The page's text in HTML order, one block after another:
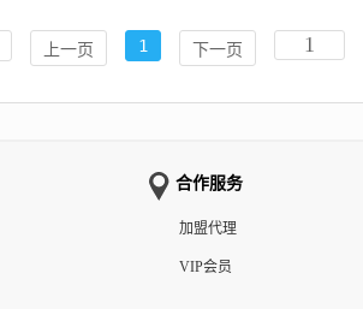
上一页 1 下一页
合作服务
加盟代理
VIP会员